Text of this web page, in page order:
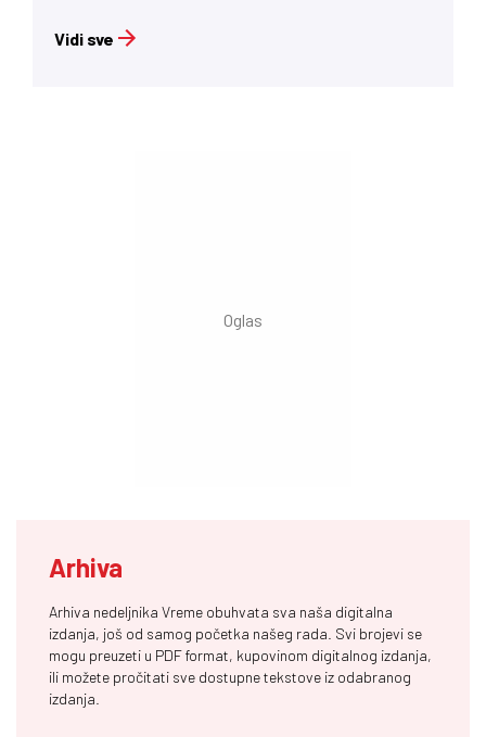
Vidi sve
Arhiva
Arhiva nedeljnika Vreme obuhvata sva naša digitalna
izdanja, još od samog početka našeg rada. Svi brojevi se
mogu preuzeti u PDF format, kupovinom digitalnog izdanja,
ili možete pročitati sve dostupne tekstove iz odabranog
izdanja.